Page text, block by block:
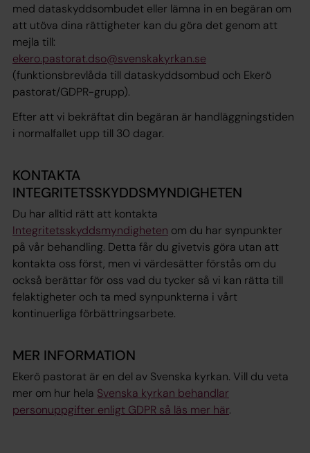
med dataskyddsombudet eller lämna in en begäran om
att utöva dina rättigheter kan du göra det genom att
mejla till:
ekero.pastorat.dso@svenskakyrkan.se
(funktionsbrevlåda till dataskyddsombud och Ekerö
pastorat/GDPR-grupp).
Efter att vi bekräftat din begäran är handläggningstiden
i normalfallet upp till 30 dagar.
KONTAKTA
INTEGRITETSSKYDDSMYNDIGHETEN
Du har alltid rätt att kontakta
Integritetsskyddsmyndigheten om du har synpunkter
på vår behandling. Detta får du givetvis göra utan att
kontakta oss först, men vi värdesätter förstås om du
också berättar för oss vad du tycker så vi kan rätta till
felaktigheter och ta med synpunkterna i vårt
kontinuerliga förbättringsarbete.
MER INFORMATION
Ekerö pastorat är en del av Svenska kyrkan. Vill du veta
mer om hur hela Svenska kyrkan behandlar
personuppgifter enligt GDPR så läs mer här.